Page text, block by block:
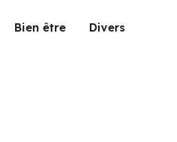
Bien être Divers